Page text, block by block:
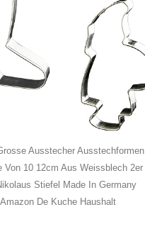
Ausstecher Ausstechformen
Von 10 12cm Aus Weissblech 2er
Stiefel Made In Germany
Amazon De Kuche Haushalt